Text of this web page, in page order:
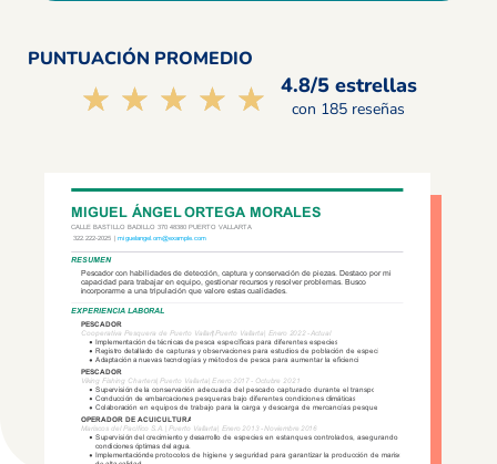
PUNTUACIÓN PROMEDIO
☆☆☆☆☆
★★★★★ 4.8/5 estrellas
con 185 reseñas